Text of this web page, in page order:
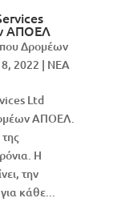
ΑΠΟΕΛ
Δρομέων
2022 | NEA
Ltd
ΑΠΟΕΛ.
Η
την
κάθε...